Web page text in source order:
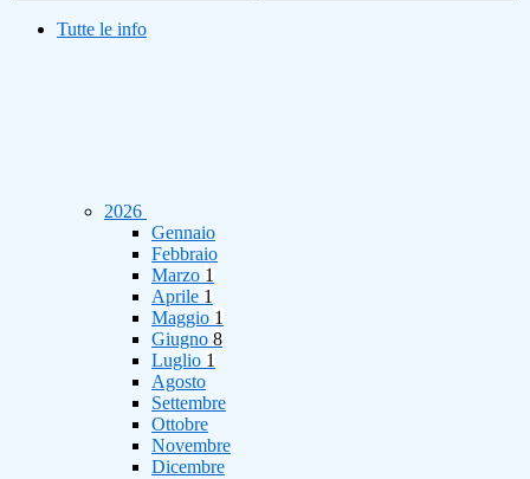
Tutte le info
2026
Gennaio
Febbraio
Marzo 1
Aprile 1
Maggio 1
Giugno 8
Luglio 1
Agosto
Settembre
Ottobre
Novembre
Dicembre